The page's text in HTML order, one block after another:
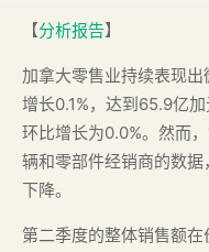
【分析报告】
加拿大零售业持续表现
增长0.1%，达到65.9亿
环比增长为0.0%。然而
辆和零部件经销商的数
下降。
第二季度的整体销售额